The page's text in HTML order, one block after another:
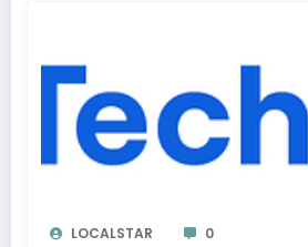
LOCALSTAR 0